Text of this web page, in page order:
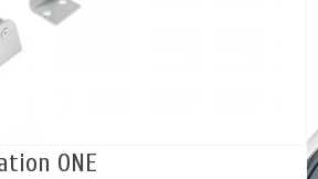
ONE